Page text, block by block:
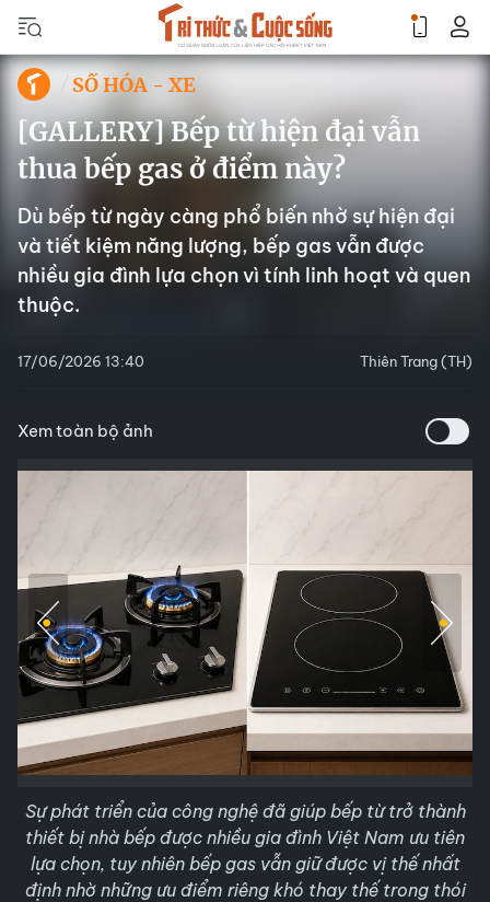
SỐ HÓA - XE
[GALLERY] Bếp từ hiện đại vẫn
thua bếp gas ở điểm này?
Dù bếp từ ngày càng phổ biến nhờ sự hiện đại
và tiết kiệm năng lượng, bếp gas vẫn được
nhiều gia đình lựa chọn vì tính linh hoạt và quen
thuộc.
17/06/2026 13:40 Thiên Trang (TH)
Xem toàn bộ ảnh
Sự phát triển của công nghệ đã giúp bếp từ trở thành
thiết bị nhà bếp được nhiều gia đình Việt Nam ưu tiên
lựa chọn, tuy nhiên bếp gas vẫn giữ được vị thế nhất
định nhờ những ưu điểm riêng khó thay thế trong thói